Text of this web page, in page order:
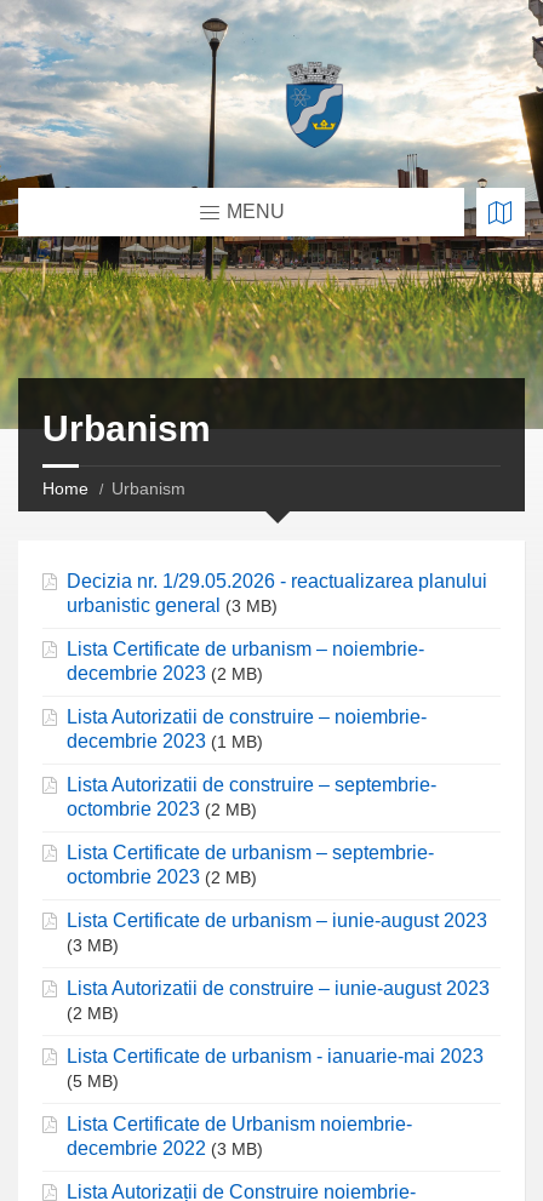
MENU
Urbanism
Home Urbanism
Decizia nr. 1/29.05.2026 - reactualizarea planului
urbanistic general
(3 MB)
Lista Certificate de urbanism – noiembrie-
decembrie 2023 (2 MB)
Lista Autorizatii de construire – noiembrie-
decembrie 2023 (1 MB)
Lista Autorizatii de construire – septembrie-
octombrie 2023 (2 MB)
Lista Certificate de urbanism – septembrie-
octombrie 2023 (2 MB)
Lista Certificate de urbanism – iunie-august 2023
(3 MB)
Lista Autorizatii de construire – iunie-august 2023
(2 MB)
Lista Certificate de urbanism - ianuarie-mai 2023
(5 MB)
Lista Certificate de Urbanism noiembrie-
decembrie 2022 (3 MB)
Lista Autorizații de Construire noiembrie-